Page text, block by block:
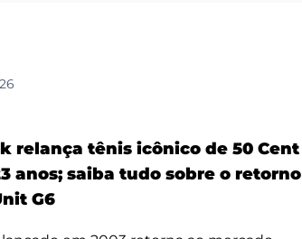
relança tênis icônico de 50 Cent
anos; saiba tudo sobre o retorno
G6